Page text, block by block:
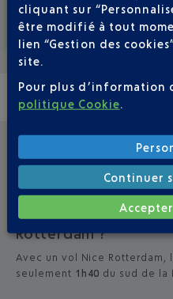
QUESTIONS
Quelle est la durée
Rotterdam ?
Avec un vol Nice Rotterdam,
seulement 1h40 du sud de la
cliquant sur
être modifié à tout
lien “Gestion des
site.
Pour plus d’information
politique Cookie.
Continuer